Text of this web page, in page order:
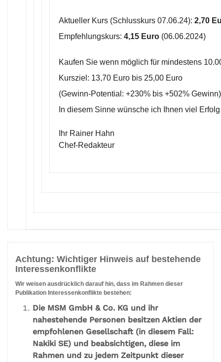
Aktueller Kurs (Schlusskurs 07.06.24): 2,70
Empfehlungskurs: 4,15 Euro (06.06.2024)
Kaufen Sie wenn möglich für mindestens
Kursziel: 13,70 Euro bis 25,00 Euro
(Gewinn-Potential: +230% bis +502% Gewinn)
In diesem Sinne wünsche ich Ihnen viel
Ihr Rainer Hahn
Chef-Redakteur
Achtung: Wichtiger Hinweis auf bestehende
Interessenkonflikte
Wir weisen ausdrücklich darauf hin, dass im Rahmen dieser
Publikation Interessenkonflikte bestehen:
Die MSM GmbH & Co. KG und ihr
nahestehende Personen besitzen Aktien der
empfohlenen Gesellschaft (in diesem Fall:
Nakiki SE) und beabsichtigen, diese im
Rahmen und zu jedem Zeitpunkt dieser